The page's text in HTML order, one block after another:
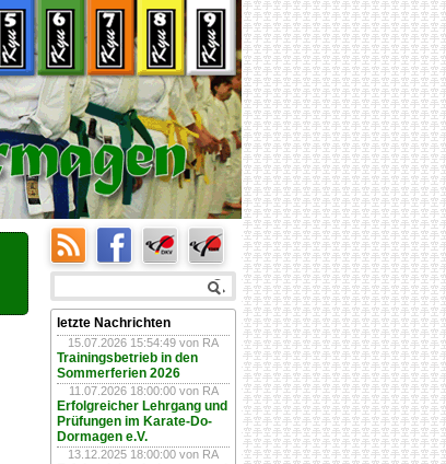
letzte Nachrichten
15.07.2026 15:54:49 von RA
Trainingsbetrieb in den
Sommerferien 2026
11.07.2026 18:00:00 von RA
Erfolgreicher Lehrgang und
Prüfungen im Karate-Do-
Dormagen e.V.
13.12.2025 18:00:00 von RA